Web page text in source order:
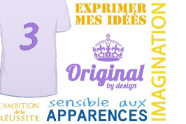
LA NUMÉROLOGIE
LA NUMÉROLOGIE
PRÉNOMS